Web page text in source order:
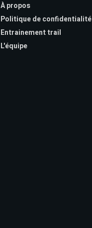
À propos
Politique de confidentialité
Entrainement trail
L'équipe